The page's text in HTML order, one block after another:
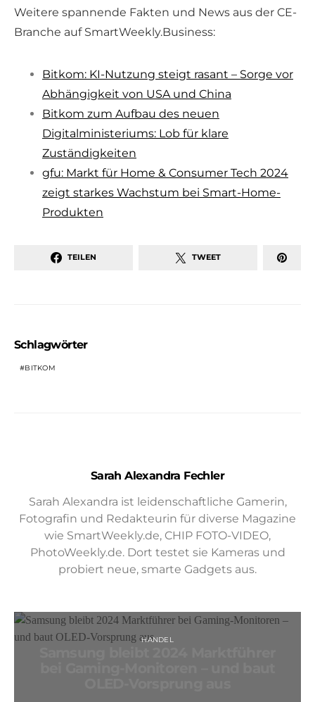
Weitere spannende Fakten und News aus der CE-
Branche auf SmartWeekly.Business:
Bitkom: KI-Nutzung steigt rasant – Sorge vor
Abhängigkeit von USA und China
Bitkom zum Aufbau des neuen
Digitalministeriums: Lob für klare
Zuständigkeiten
gfu: Markt für Home & Consumer Tech 2024
zeigt starkes Wachstum bei Smart-Home-
Produkten
TEILEN TWEET
Schlagwörter
BITKOM
Sarah Alexandra Fechler
Sarah Alexandra ist leidenschaftliche Gamerin,
Fotografin und Redakteurin für diverse Magazine
wie SmartWeekly.de, CHIP FOTO-VIDEO,
PhotoWeekly.de. Dort testet sie Kameras und
probiert neue, smarte Gadgets aus.
HANDEL